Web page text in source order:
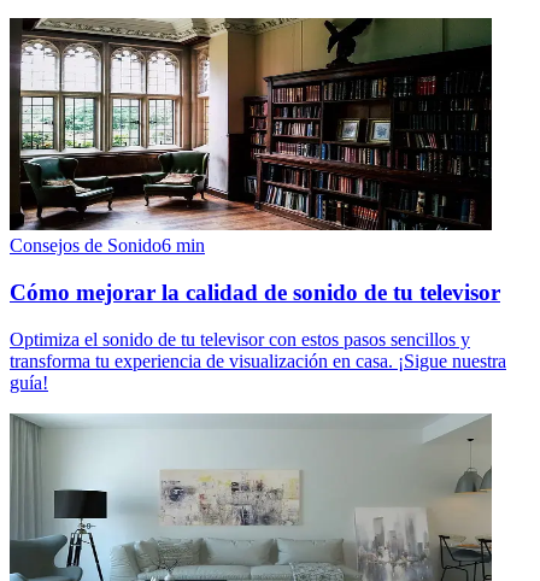
Consejos de Sonido6 min
Cómo mejorar la calidad de sonido de tu televisor
Optimiza el sonido de tu televisor con estos pasos sencillos y
transforma tu experiencia de visualización en casa. ¡Sigue nuestra
guía!